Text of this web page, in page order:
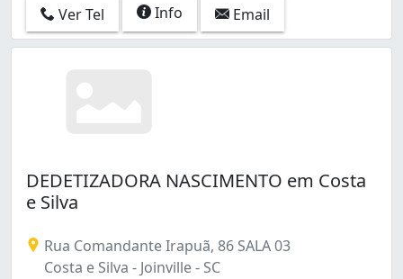
Ver Tel Info Email
DEDETIZADORA NASCIMENTO em Costa
e Silva
Rua Comandante Irapuã, 86 SALA 03
Costa e Silva - Joinville - SC